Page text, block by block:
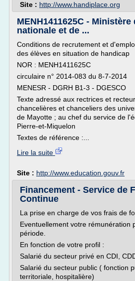
Site : http://www.handiplace.org
MENH1411625C -
nationale et de ...
Conditions de recrutement et
des élèves en situation de handicap
NOR : MENH1411625C
circulaire n° 2014-083 du 8-7-2014
MENESR - DGRH B1-3 - DGESCO
Texte adressé aux rectrices et
chancelières et chanceliers des
de Mayotte ; au chef du service de
Pierre-et-Miquelon
Textes de référence :...
Lire la suite
Site : http://www.education.gouv.fr
Financement - Service de
Continue
La prise en charge de vos frais de
Eventuellement votre rémunération
période.
En fonction de votre profil :
Salarié du secteur privé en CDI,
Salarié du secteur public ( fonction
territoriale, hospitalière)